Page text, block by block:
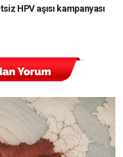
HPV aşısı kampanyası